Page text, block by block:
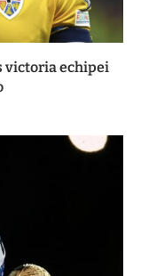
victoria echipei